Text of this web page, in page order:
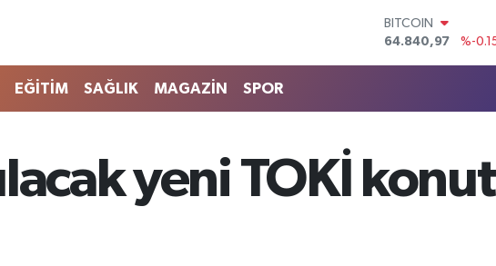
DOLAR
47,7436
%0.18
64,4811
%0.38
BİST100
13.779
%-14
EĞİTİM SAĞLIK MAGAZİN SPOR
yeni TOKİ